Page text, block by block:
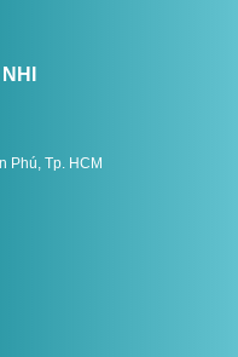
Phú, Tp. HCM